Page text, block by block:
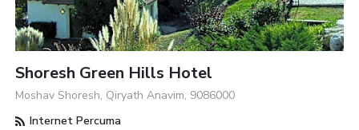
Shoresh Green Hills Hotel
Moshav Shoresh, Qiryath Anavim, 9086000
Internet Percuma